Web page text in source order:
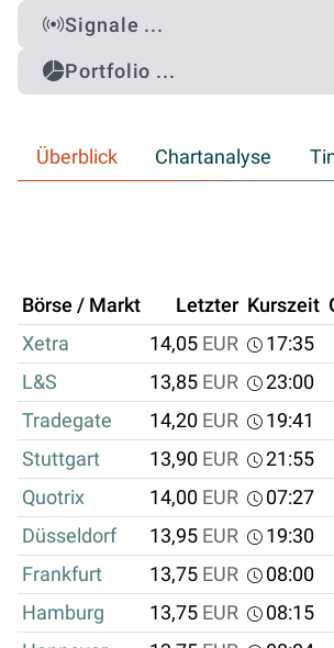
Signale ...
Portfolio ...
Überblick Chartanalyse
Börse / Markt Letzter Kurszeit
Xetra
14,05 EUR 17:35
L&S
13,85 EUR 23:00
Tradegate
14,20 EUR 19:41
Stuttgart
13,90 EUR 21:55
Quotrix
14,00 EUR
07:27
Düsseldorf
13,95 EUR
19:30
Frankfurt
13,75 EUR
08:00
Hamburg
13,75 EUR
08:15